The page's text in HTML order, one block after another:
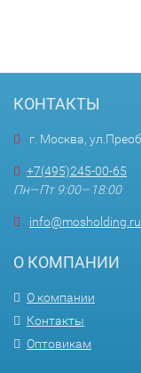
КОНТАКТЫ
г. Москва,
+7(495)245-00-65
Пн—Пт 9:00—18:00
info@mosholding.ru
О КОМПАНИИ
О компании
Контакты
Оптовикам